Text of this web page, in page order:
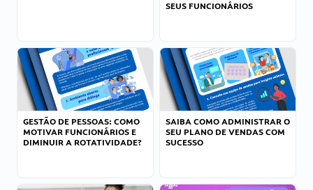
SEUS FUNCIONÁRIOS
GESTÃO DE PESSOAS: COMO
MOTIVAR FUNCIONÁRIOS E
DIMINUIR A ROTATIVIDADE?
SAIBA COMO ADMINISTRAR O
SEU PLANO DE VENDAS COM
SUCESSO